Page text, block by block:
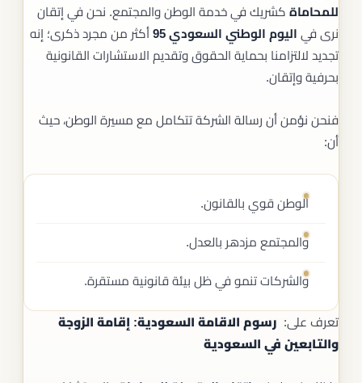
للمحاماة كشريك في خدمة الوطن والمجتمع. نحن في إتقان
نرى في اليوم الوطني السعودي 95
أكثر من مجرد ذكرى؛ إنه
تجديد لالتزامنا بحماية الحقوق وتقديم الاستشارات القانونية
بحرفية وإتقان.
فنحن نؤمن أن رسالة الشركة تتكامل مع مسيرة الوطن، حيث
أن:
الوطن قوي بالقانون.
والمجتمع مزدهر بالعدل.
والشركات تنمو في ظل بيئة قانونية مستقرة.
تعرف على: رسوم الاقامة السعودية: إقامة الزوجة
والتابعين في السعودية